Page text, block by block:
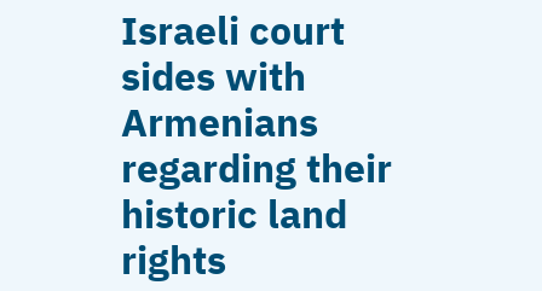
Israeli court
sides with
Armenians
regarding their
historic land
rights